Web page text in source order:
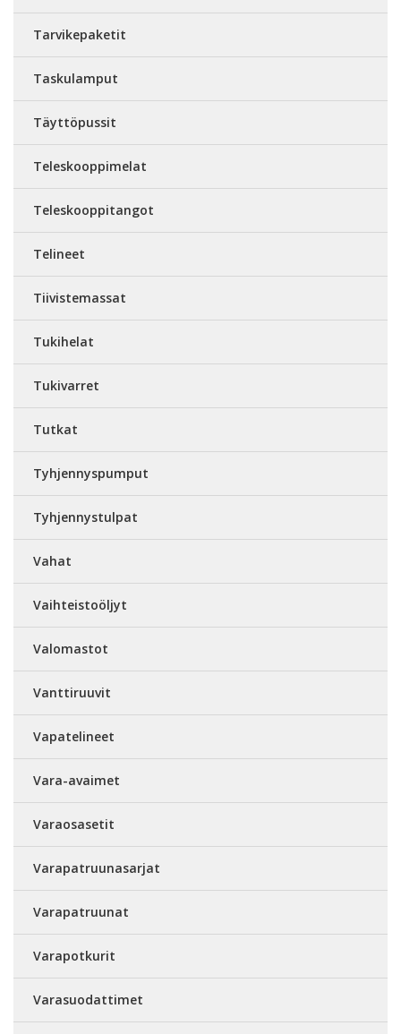
Tarvikepaketit
Taskulamput
Täyttöpussit
Teleskooppimelat
Teleskooppitangot
Telineet
Tiivistemassat
Tukihelat
Tukivarret
Tutkat
Tyhjennyspumput
Tyhjennystulpat
Vahat
Vaihteistoöljyt
Valomastot
Vanttiruuvit
Vapatelineet
Vara-avaimet
Varaosasetit
Varapatruunasarjat
Varapatruunat
Varapotkurit
Varasuodattimet